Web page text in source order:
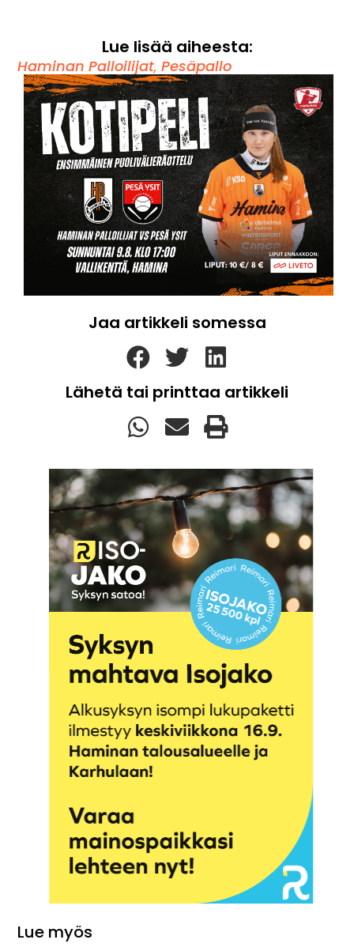
Lue lisää aiheesta:
Haminan Palloilijat,Pesäpallo
Jaa artikkeli somessa
Lähetä tai printtaa artikkeli
Lue myös